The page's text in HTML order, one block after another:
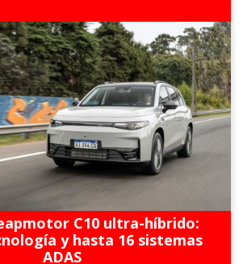
C10 ultra-híbrido:
y hasta 16 sistemas
ADAS